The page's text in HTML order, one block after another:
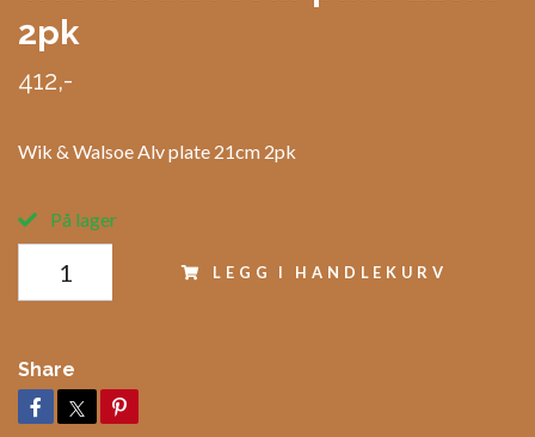
2pk
412,-
Wik & Walsoe Alv plate 21cm 2pk
På lager
LEGG I HANDLEKURV
Share